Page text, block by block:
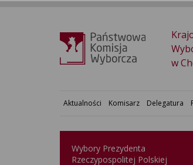
w
Aktualności Komisarz Delegatura
Wybory Prezydenta
Rzeczypospolitej Polskiej